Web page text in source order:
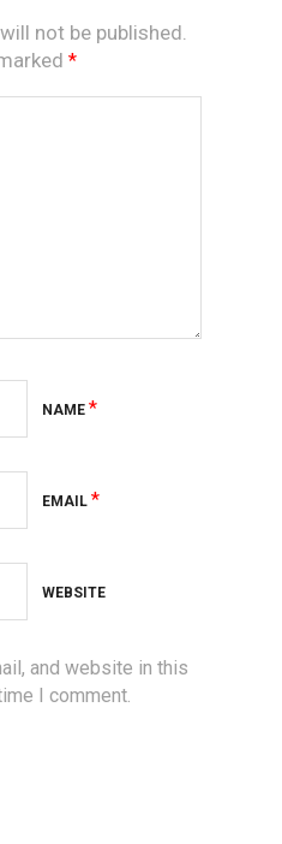
not be published.
*
NAME *
EMAIL *
WEBSITE
and website in this
I comment.